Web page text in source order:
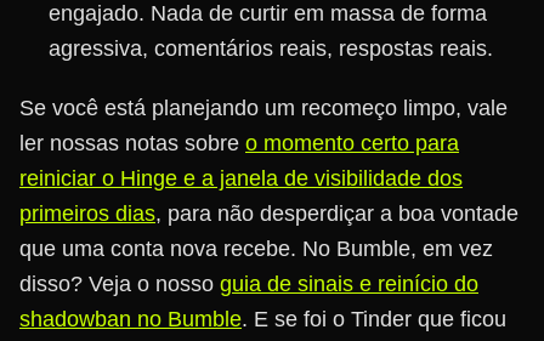
engajado. Nada de curtir em massa de forma
agressiva, comentários reais, respostas reais.
Se você está planejando um recomeço limpo, vale
ler nossas notas sobre o momento certo para
reiniciar o Hinge e a janela de visibilidade dos
primeiros dias, para não desperdiçar a boa vontade
que uma conta nova recebe. No Bumble, em vez
disso? Veja o nosso guia de sinais e reinício do
shadowban no Bumble. E se foi o Tinder que ficou